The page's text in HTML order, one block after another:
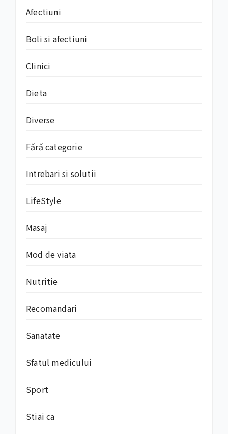
Afectiuni
Boli si afectiuni
Clinici
Dieta
Diverse
Fără categorie
Intrebari si solutii
LifeStyle
Masaj
Mod de viata
Nutritie
Recomandari
Sanatate
Sfatul medicului
Sport
Stiai ca